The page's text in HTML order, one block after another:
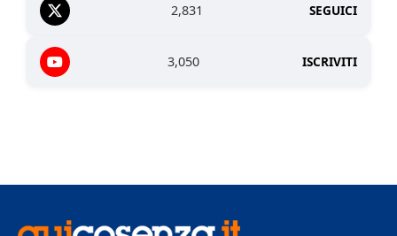
2,831 SEGUICI
3,050 ISCRIVITI